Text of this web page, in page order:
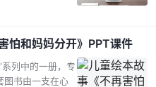
合科学方法与
》明星选手及
王峰、刘健、郑
结合具体案例与实
打造高效学习环
怕和妈妈分开》PPT课件
系列中的一册，专
图书由一支在心